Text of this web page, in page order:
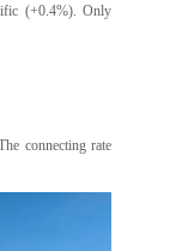
(+0.4%). Only
connecting rate